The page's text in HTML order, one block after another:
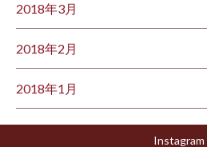
2018年3月
2018年2月
2018年1月
Instagram